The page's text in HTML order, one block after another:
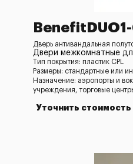
Дверь антивандальная
Двери межкомнатные
Тип покрытия: пластик CPL
Размеры: стандартные или
Назначение: аэропорты и
учреждения, торговые
Уточнить стоимость